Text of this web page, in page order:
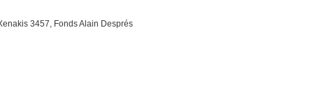
3457, Fonds Alain Després